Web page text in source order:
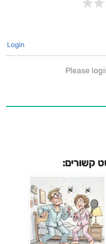
סקרני ואחראי. “זה
לעקוב ולדרג, ולשתף ואם
על מיומנויות עתיד? דברו
Please
קשורים: